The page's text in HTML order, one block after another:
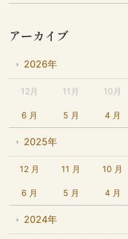
アーカイブ
2026年
12月 11月 10月
6 月 5 月 4 月
2025年
12 月 11 月 10 月
6 月 5 月 4 月
2024年